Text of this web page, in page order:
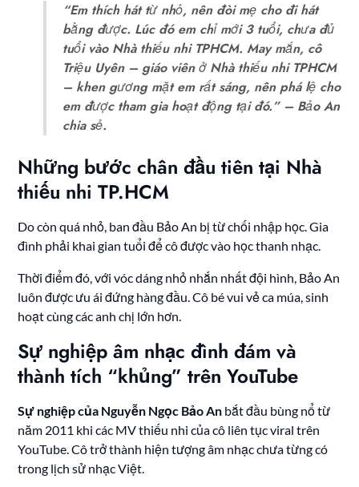
“Em thích hát từ nhỏ, nên đòi mẹ cho đi hát
bằng được. Lúc đó em chỉ mới 3 tuổi, chưa đủ
tuổi vào Nhà thiếu nhi TPHCM. May mắn, cô
Triệu Uyên – giáo viên ở Nhà thiếu nhi TPHCM
– khen gương mặt em rất sáng, nên phá lệ cho
em được tham gia hoạt động tại đó.” – Bảo An
chia sẻ.
Những bước chân đầu tiên tại Nhà
thiếu nhi TP.HCM
Do còn quá nhỏ, ban đầu Bảo An bị từ chối nhập học. Gia
đình phải khai gian tuổi để cô được vào học thanh nhạc.
Thời điểm đó, với vóc dáng nhỏ nhắn nhất đội hình, Bảo An
luôn được ưu ái đứng hàng đầu. Cô bé vui vẻ ca múa, sinh
hoạt cùng các anh chị lớn hơn.
Sự nghiệp âm nhạc đình đám và
thành tích “khủng” trên YouTube
Sự nghiệp của Nguyễn Ngọc Bảo An bắt đầu bùng nổ từ
năm 2011 khi các MV thiếu nhi của cô liên tục viral trên
YouTube. Cô trở thành hiện tượng âm nhạc chưa từng có
trong lịch sử nhạc Việt.